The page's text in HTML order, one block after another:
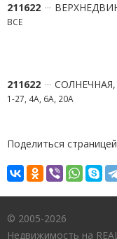
211622
ВСЕ
211622
1-27, 4А, 6А, 20А
Поделиться
© 2005-2026
Недвижимость на